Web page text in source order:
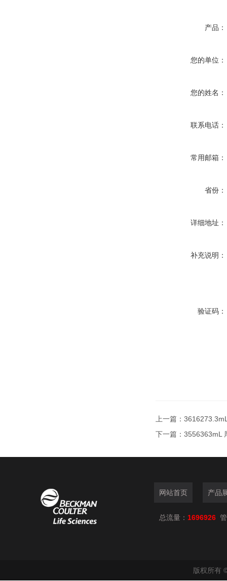
产品：
您的单位：
您的姓名：
联系电话：
常用邮箱：
省份：
详细地址：
补充说明：
验证码：
上一篇：
下一篇： 3556363mL
网站首页 产品
总流量： 1696926
版权所有